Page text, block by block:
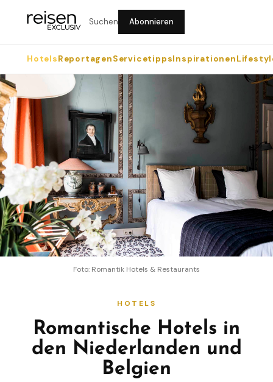
Suchen Abonnieren
HotelsReportagenServicetippsInspirationen
Foto: Romantik Hotels & Restaurants
HOTELS
Romantische Hotels in
den Niederlanden und
Belgien